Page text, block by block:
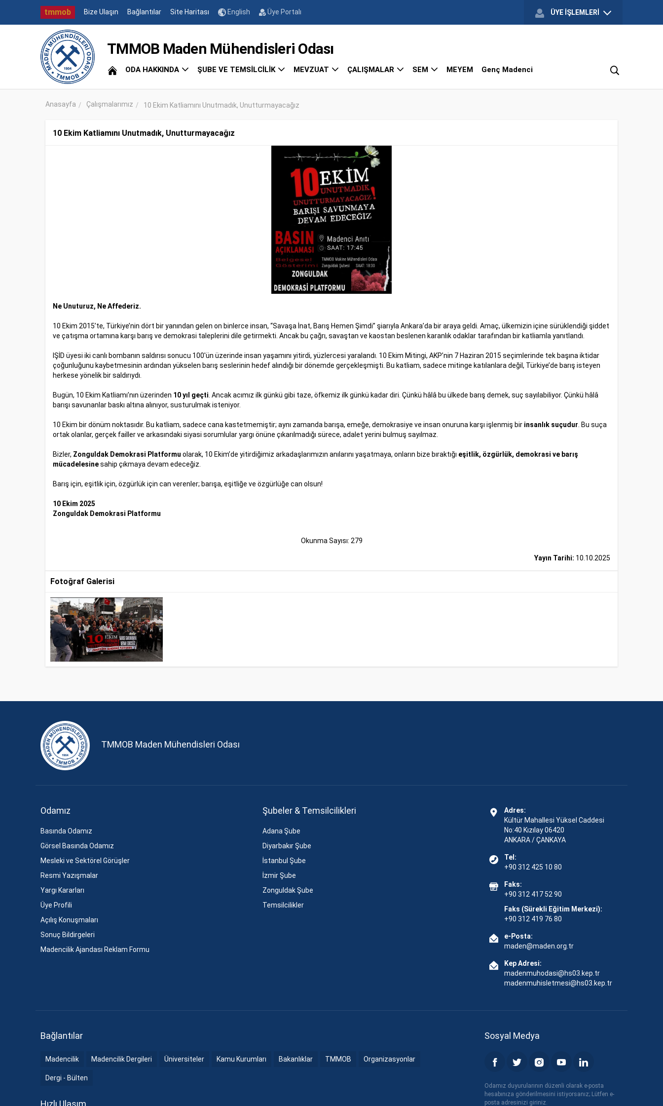
tmmob Bize Ulaşın Bağlantılar Site Haritası English Üye Portalı ÜYE İŞLEMLERİ
TMMOB Maden Mühendisleri Odası
ODA HAKKINDA ŞUBE VE TEMSİLCİLİK MEVZUAT ÇALIŞMALAR SEM MEYEM Genç Madenci
Anasayfa Çalışmalarımız 10 Ekim Katliamını Unutmadık, Unutturmayacağız
10 Ekim Katliamını Unutmadık, Unutturmayacağız
Ne Unuturuz, Ne Affederiz.
10 Ekim 2015’te, Türkiye’nin dört bir yanından gelen on binlerce insan, “Savaşa İnat, Barış Hemen Şimdi” şiarıyla Ankara’da bir araya geldi. Amaç, ülkemizin içine sürüklendiği şiddet
ve çatışma ortamına karşı barış ve demokrasi taleplerini dile getirmekti. Ancak bu çağrı, savaştan ve kaostan beslenen karanlık odaklar tarafından bir katliamla yanıtlandı.
IŞİD üyesi iki canlı bombanın saldırısı sonucu 100'ün üzerinde insan yaşamını yitirdi, yüzlercesi yaralandı. 10 Ekim Mitingi, AKP’nin 7 Haziran 2015 seçimlerinde tek başına iktidar
çoğunluğunu kaybetmesinin ardından yükselen barış seslerinin hedef alındığı bir dönemde gerçekleşmişti. Bu katliam, sadece mitinge katılanlara değil, Türkiye’de barış isteyen
herkese yönelik bir saldırıydı.
Bugün, 10 Ekim Katliamı’nın üzerinden 10 yıl geçti . Ancak acımız ilk günkü gibi taze, öfkemiz ilk günkü kadar diri. Çünkü hâlâ bu ülkede barış demek, suç sayılabiliyor. Çünkü hâlâ
barışı savunanlar baskı altına alınıyor, susturulmak isteniyor.
10 Ekim bir dönüm noktasıdır. Bu katliam, sadece cana kastetmemiştir; aynı zamanda barışa, emeğe, demokrasiye ve insan onuruna karşı işlenmiş bir insanlık suçudur . Bu suça
ortak olanlar, gerçek failler ve arkasındaki siyasi sorumlular yargı önüne çıkarılmadığı sürece, adalet yerini bulmuş sayılmaz.
Bizler, Zonguldak Demokrasi Platformu olarak, 10 Ekim’de yitirdiğimiz arkadaşlarımızın anılarını yaşatmaya, onların bize bıraktığı eşitlik, özgürlük, demokrasi ve barış
mücadelesinesahip çıkmaya devam edeceğiz.
Barış için, eşitlik için, özgürlük için can verenler; barışa, eşitliğe ve özgürlüğe can olsun!
10 Ekim 2025
Zonguldak Demokrasi Platformu
Okunma Sayısı: 279
Yayın Tarihi: 10.10.2025
Fotoğraf Galerisi
TMMOB Maden Mühendisleri Odası
Odamız
Basında Odamız
Görsel Basında Odamız
Mesleki ve Sektörel Görüşler
Resmi Yazışmalar
Yargı Kararları
Üye Profili
Açılış Konuşmaları
Sonuç Bildirgeleri
Madencilik Ajandası Reklam Formu
Şubeler & Temsilcilikleri
Adana Şube
Diyarbakır Şube
İstanbul Şube
İzmir Şube
Zonguldak Şube
Temsilcilikler
Adres:
Kültür Mahallesi Yüksel Caddesi
No:40 Kızılay 06420
ANKARA / ÇANKAYA
Tel:
+90 312 425 10 80
Faks:
+90 312 417 52 90
Faks (Sürekli Eğitim Merkezi):
+90 312 419 76 80
e-Posta:
maden@maden.org.tr
Kep Adresi:
madenmuhodasi@hs03.kep.tr
madenmuhisletmesi@hs03.kep.tr
Bağlantılar
Madencilik Madencilik Dergileri Üniversiteler Kamu Kurumları Bakanlıklar TMMOB Organizasyonlar
Dergi - Bülten
Hızlı Ulaşım
Sosyal Medya
Odamız duyurularının düzenli olarak e-posta
hesabınıza gönderilmesini istiyorsanız; Lütfen e-
posta adresinizi giriniz.